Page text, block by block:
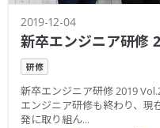
2019-12-04
新卒エンジニア研修
研修
新卒エンジニア研修 2019
エンジニア研修も終わり、現
発に取り組ん...